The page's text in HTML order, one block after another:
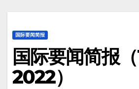
国际要闻简报
国际要闻简报
2022）